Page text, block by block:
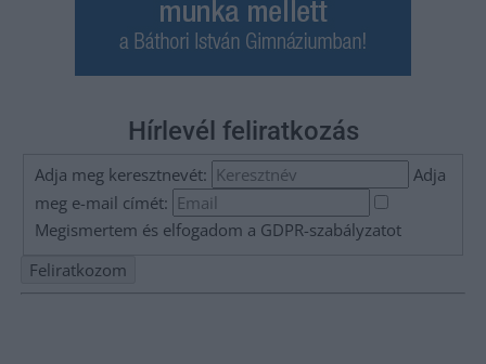
Hírlevél feliratkozás
Adja meg keresztnevét:
Adja
meg e-mail címét:
Megismertem és elfogadom a GDPR-szabályzatot